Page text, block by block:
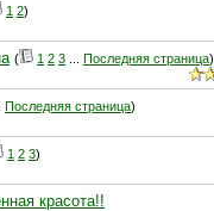
1 2)
( 1 2 3 Последняя страница)
Последняя страница)
1 2 3)
красота!!